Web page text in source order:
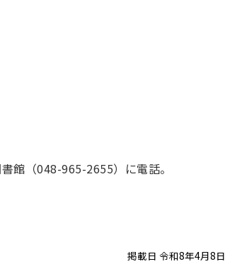
館（048-965-2655）に電話。
掲載日 令和8年4月8日